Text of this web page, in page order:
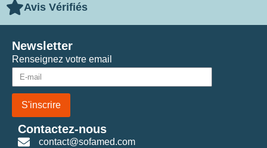
Avis Vérifiés
Renseignez votre email
S'inscrire
Newsletter
Contactez-nous
contact@sofamed.com